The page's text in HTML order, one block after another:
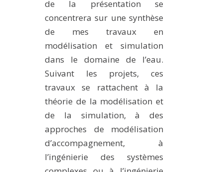
de la présentation se
concentrera sur une synthèse
de mes travaux en
modélisation et simulation
dans le domaine de l’eau.
Suivant les projets, ces
travaux se rattachent à la
théorie de la modélisation et
de la simulation, à des
approches de modélisation
d’accompagnement, à
l’ingénierie des systèmes